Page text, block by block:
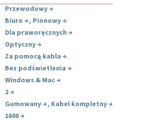
Przewodowy→
Biuro →, Pionowy→
Dla praworęcznych →
Optyczny→
Za pomocą kabla →
Bez podświetlenia →
Windows & Mac→
2→
Gumowany→, Kabel kompletny→
1600→